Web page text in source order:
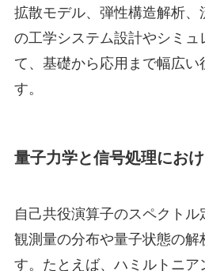
拡散モデル、弾性構造解析、
の工学システム設計やシミ
て、基礎から応用まで幅広い
す。
量子力学と信号処理にお
自己共役演算子のスペクト
観測量の分布や量子状態の解
す。たとえば、ハミルトニア